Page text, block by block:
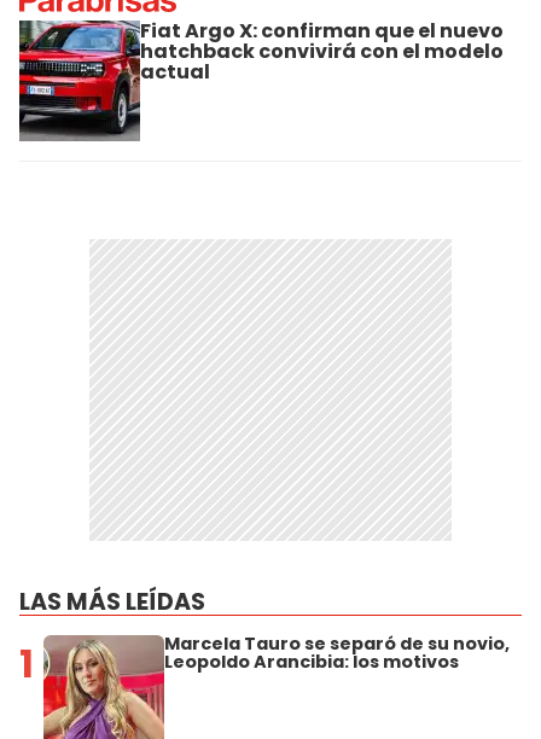
Fiat Argo X: confirman que el nuevo
hatchback convivirá con el modelo
actual
LAS MÁS LEÍDAS
1 Marcela Tauro se separó de su novio,
Leopoldo Arancibia: los motivos